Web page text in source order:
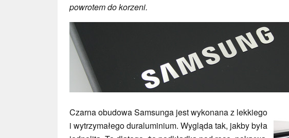
powrotem do korzeni.
Czarna obudowa Samsunga jest wykonana z lekkiego
i wytrzymałego duraluminium. Wygląda tak, jakby była